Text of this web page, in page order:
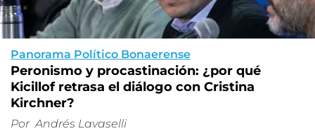
Panorama Político Bonaerense
Peronismo y procastinación: ¿por qué
Kicillof retrasa el diálogo con Cristina
Kirchner?
Por Andrés Lavaselli